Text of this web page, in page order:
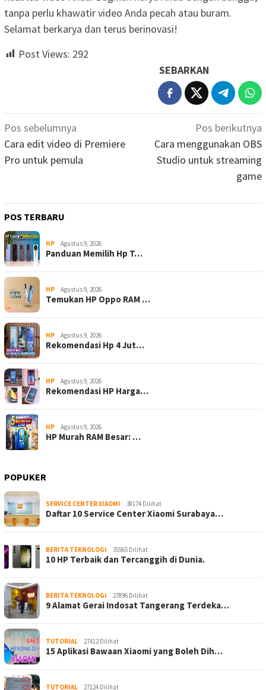
tanpa perlu khawatir video Anda pecah atau buram.
Selamat berkarya dan terus berinovasi!
Post Views: 292
SEBARKAN
Navigasi
pos
Pos sebelumnya
Cara edit video di Premiere
Pro untuk pemula
Pos berikutnya
Cara menggunakan OBS
Studio untuk streaming
game
POS TERBARU
HP Agustus 9, 2026
Panduan Memilih Hp T…
HP Agustus 9, 2026
Temukan HP Oppo RAM …
HP Agustus 9, 2026
Rekomendasi Hp 4 Jut…
HP Agustus 9, 2026
Rekomendasi HP Harga…
HP Agustus 9, 2026
HP Murah RAM Besar: …
POPUKER
SERVICE CENTER XIAOMI 38174 Dilihat
Daftar 10 Service Center Xiaomi Surabaya…
BERITA TEKNOLOGI 35565 Dilihat
10 HP Terbaik dan Tercanggih di Dunia.
BERITA TEKNOLOGI 27896 Dilihat
9 Alamat Gerai Indosat Tangerang Terdeka…
TUTORIAL 27412 Dilihat
15 Aplikasi Bawaan Xiaomi yang Boleh Dih…
TUTORIAL 27124 Dilihat